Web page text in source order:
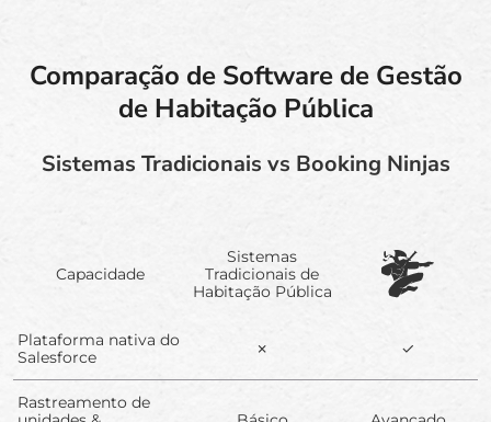
Comparação de Software de Gestão
de Habitação Pública
Sistemas Tradicionais vs Booking Ninjas
Capacidade
Sistemas
Tradicionais de
Habitação Pública
Plataforma nativa do
Salesforce
✗ ✓
Rastreamento de